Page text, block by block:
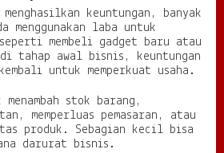
keuntungan, banyak
menggunakan laba untuk
membeli gadget baru atau
tahap awal bisnis, keuntungan
untuk memperkuat usaha.
stok barang,
memperluas pemasaran, atau
produk. Sebagian kecil bisa
darurat bisnis.